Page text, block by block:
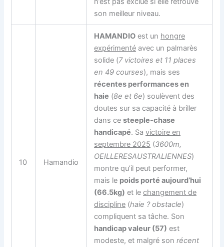
son meilleur niveau.
10 Hamandio
HAMANDIO est un hongre
expérimenté avec un palmarès
solide (7 victoires et 11 places
en 49 courses), mais ses
récentes performances en
haie (8e et 6e) soulèvent des
doutes sur sa capacité à briller
dans cesteeple-chase
handicapé. Savictoire en
septembre 2025 (3600m,
OEILLERESAUSTRALIENNES)
montre qu’il peut performer,
mais le poids porté aujourd’hui
(66.5kg) et lechangement de
discipline (haie ? obstacle)
compliquent sa tâche. Son
handicap valeur (57) est
modeste, et malgré sonrécent